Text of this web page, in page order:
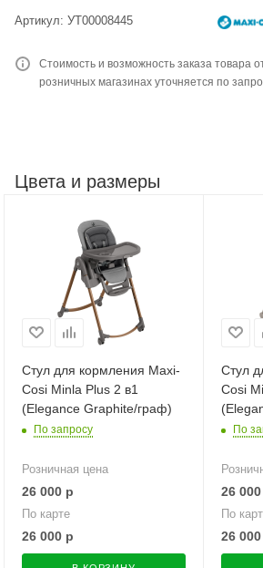
Артикул: УТ00008445
Стоимость и возможность заказа товара
розничных магазинах уточняется по
Цвета и размеры
Стул для кормления Maxi-
Cosi Minla Plus 2 в1
(Elegance Graphite/граф)
По запросу
Розничная цена
26 000 р
По карте
26 000 р
Стул
Cosi
По
26 000
По
26 000